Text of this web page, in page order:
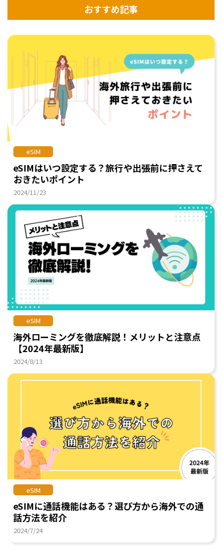
インして購入
おすすめ記事
eSIM
eSIMはいつ設定する？旅行や出張前に押さえて
おきたいポイント
2024/11/23
eSIM
海外ローミングを徹底解説！メリットと注意点
【2024年最新版】
2024/8/13
eSIM
eSIMに通話機能はある？選び方から海外での通
話方法を紹介
2024/7/24